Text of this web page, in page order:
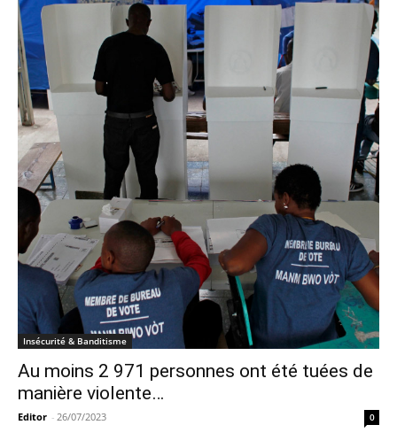
Insécurité & Banditisme
Au moins 2 971 personnes ont été tuées de
manière violente…
Editor - 26/07/2023 0